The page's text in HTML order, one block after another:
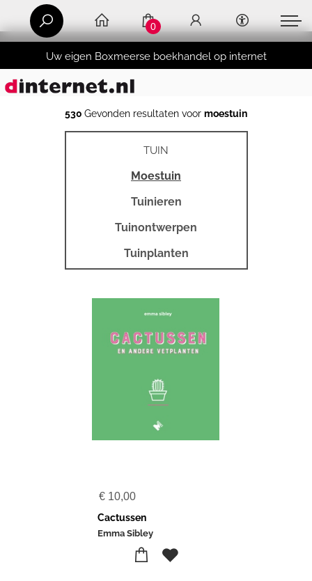
Uw eigen Boxmeerse boekhandel op internet
0
530 Gevonden resultaten voor moestuin
TUIN
Moestuin
Tuinieren
Tuinontwerpen
Tuinplanten
€ 10,00
Cactussen
Emma Sibley